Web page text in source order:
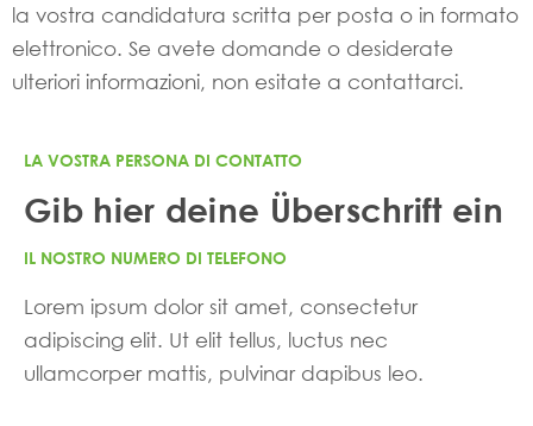
la vostra candidatura scritta per posta o in formato
elettronico. Se avete domande o desiderate
ulteriori informazioni, non esitate a contattarci.
LA VOSTRA PERSONA DI CONTATTO
Gib hier deine Überschrift ein
IL NOSTRO NUMERO DI TELEFONO
Lorem ipsum dolor sit amet, consectetur
adipiscing elit. Ut elit tellus, luctus nec
ullamcorper mattis, pulvinar dapibus leo.